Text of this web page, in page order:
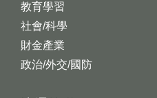
教育學習
社會/科學
財金產業
政治/外交/國防